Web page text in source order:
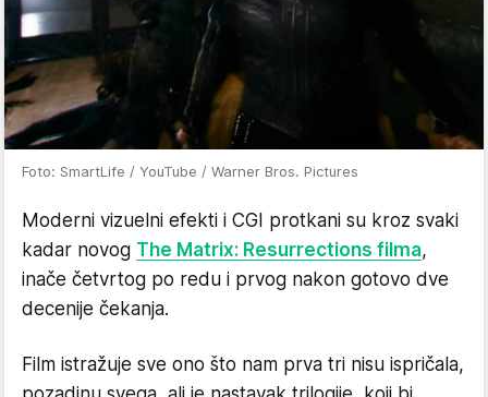
Foto: SmartLife / YouTube / Warner Bros. Pictures
Moderni vizuelni efekti i CGI protkani su kroz svaki
kadar novog The Matrix: Resurrections filma,
inače četvrtog po redu i prvog nakon gotovo dve
decenije čekanja.
Film istražuje sve ono što nam prva tri nisu ispričala,